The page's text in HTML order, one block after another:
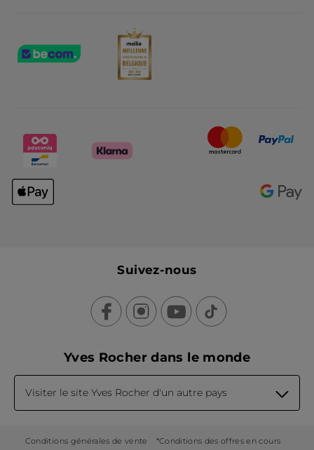
Suivez-nous
Yves Rocher dans le monde
Visiter le site Yves Rocher d'un autre pays
Conditions générales de vente *Conditions des offres en cours